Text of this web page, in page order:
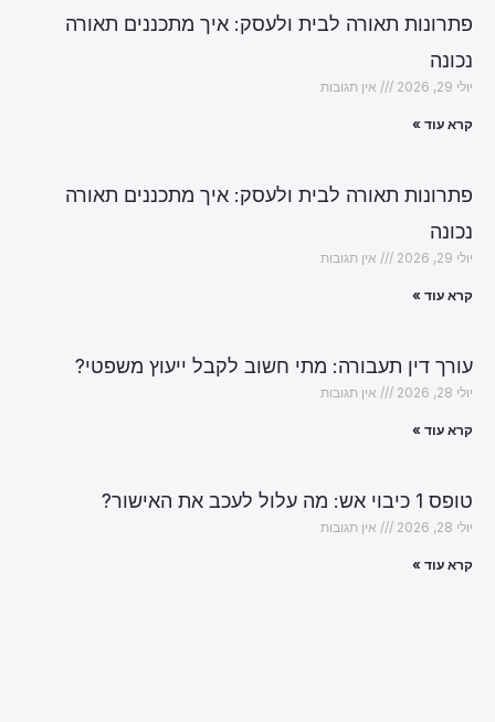
פתרונות תאורה לבית ולעסק: איך מתכננים תאורה
נכונה
יולי 29, 2026 אין תגובות
קרא עוד »
פתרונות תאורה לבית ולעסק: איך מתכננים תאורה
נכונה
יולי 29, 2026 אין תגובות
קרא עוד »
עורך דין תעבורה: מתי חשוב לקבל ייעוץ משפטי?
יולי 28, 2026 אין תגובות
קרא עוד »
טופס 1 כיבוי אש: מה עלול לעכב את האישור?
יולי 28, 2026 אין תגובות
קרא עוד »